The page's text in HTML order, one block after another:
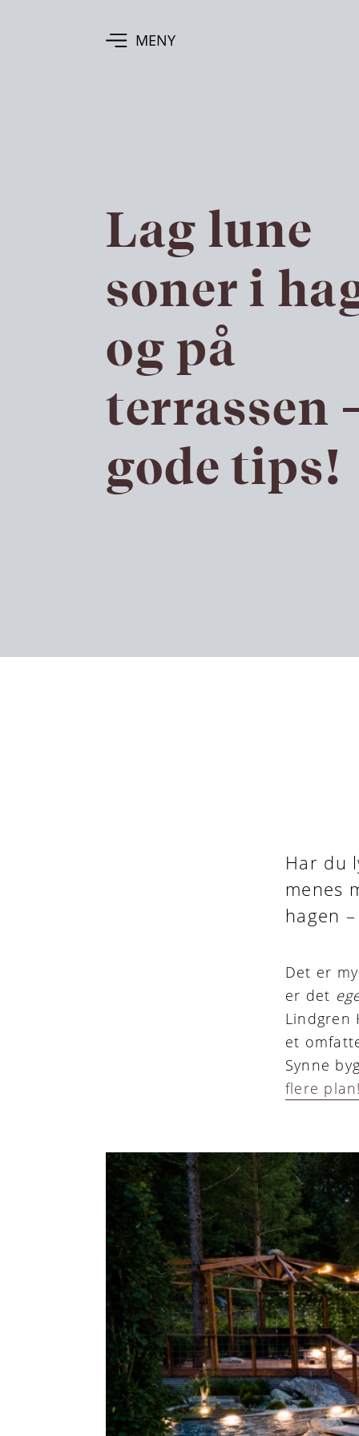
MENY
Lag lune
soner i
og på
terrassen
gode tips!
Har du
menes
hagen
Det er
er det
Lindgren
et
Synne
flere